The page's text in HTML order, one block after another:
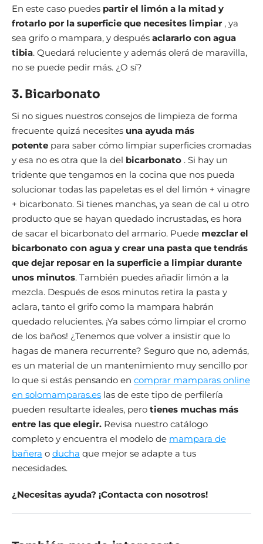
En este caso puedes partir el limón a la mitad y
frotarlo por la superficie que necesites limpiar , ya
sea grifo o mampara, y después aclararlo con agua
tibia. Quedará reluciente y además olerá de maravilla,
no se puede pedir más. ¿O sí?
3. Bicarbonato
Si no sigues nuestros consejos de limpieza de forma
frecuente quizá necesites una ayuda más
potente para saber cómo limpiar superficies cromadas
y esa no es otra que la del bicarbonato . Si hay un
tridente que tengamos en la cocina que nos pueda
solucionar todas las papeletas es el del limón + vinagre
+ bicarbonato. Si tienes manchas, ya sean de cal u otro
producto que se hayan quedado incrustadas, es hora
de sacar el bicarbonato del armario. Puede mezclar el
bicarbonato con agua y crear una pasta que tendrás
que dejar reposar en la superficie a limpiar durante
unos minutos. También puedes añadir limón a la
mezcla. Después de esos minutos retira la pasta y
aclara, tanto el grifo como la mampara habrán
quedado relucientes. ¡Ya sabes cómo limpiar el cromo
de los baños! ¿Tenemos que volver a insistir que lo
hagas de manera recurrente? Seguro que no, además,
es un material de un mantenimiento muy sencillo por
lo que si estás pensando en comprar mamparas online
en solomamparas.es las de este tipo de perfilería
pueden resultarte ideales, pero tienes muchas más
entre las que elegir. Revisa nuestro catálogo
completo y encuentra el modelo de mampara de
bañera o ducha que mejor se adapte a tus
necesidades.
¿Necesitas ayuda? ¡Contacta con nosotros!